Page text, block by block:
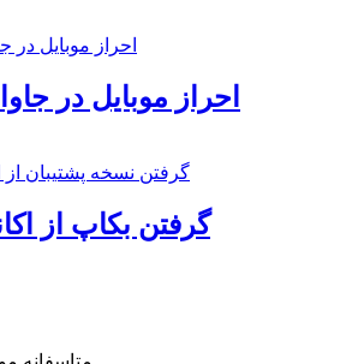
احراز موبایل در
گرفتن بکاپ از